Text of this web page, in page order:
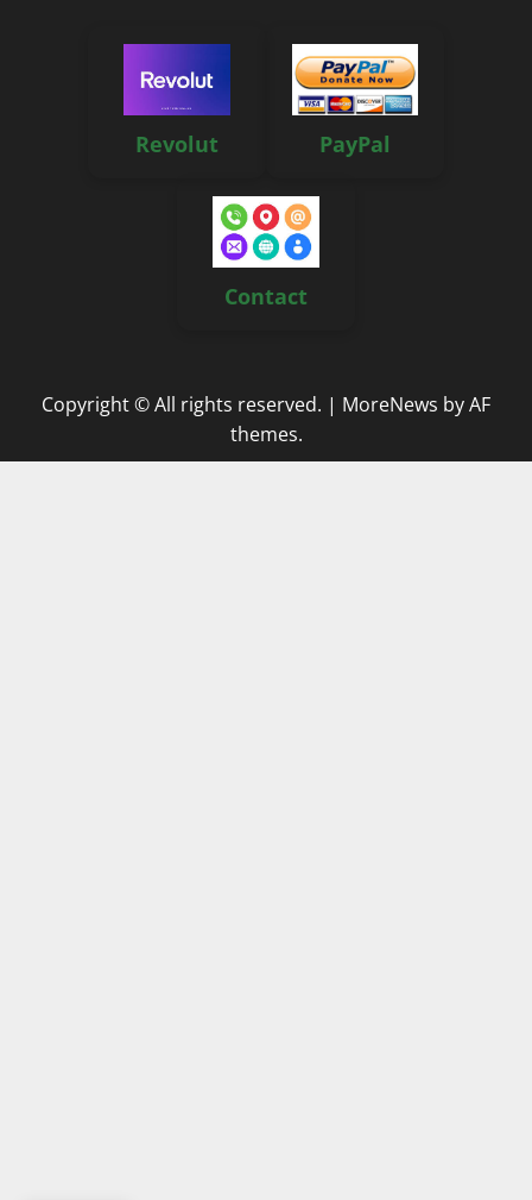
Revolut PayPal
Contact
Copyright © All rights reserved. | MoreNews by AF
themes.